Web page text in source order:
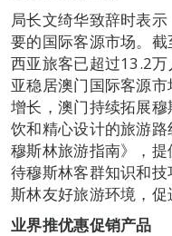
局长文绮华致辞时表
要的国际客源市场。
西亚旅客已超过13.2
亚稳居澳门国际客源
增长，澳门持续拓展
饮和精心设计的旅游
穆斯林旅游指南》，
待穆斯林客群知识和
斯林友好旅游环境，促
业界推优惠促销产品